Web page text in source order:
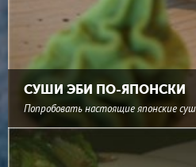
СУШИ ЭБИ ПО-ЯПОНСКИ
Попробовать настоящие японские